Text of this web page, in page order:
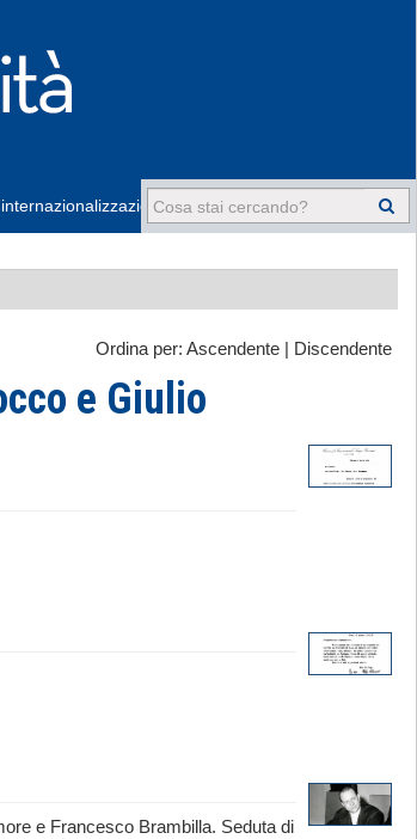
-
Ordina per: Ascendente Discendente
e Giulio
e Francesco Brambilla. Seduta di